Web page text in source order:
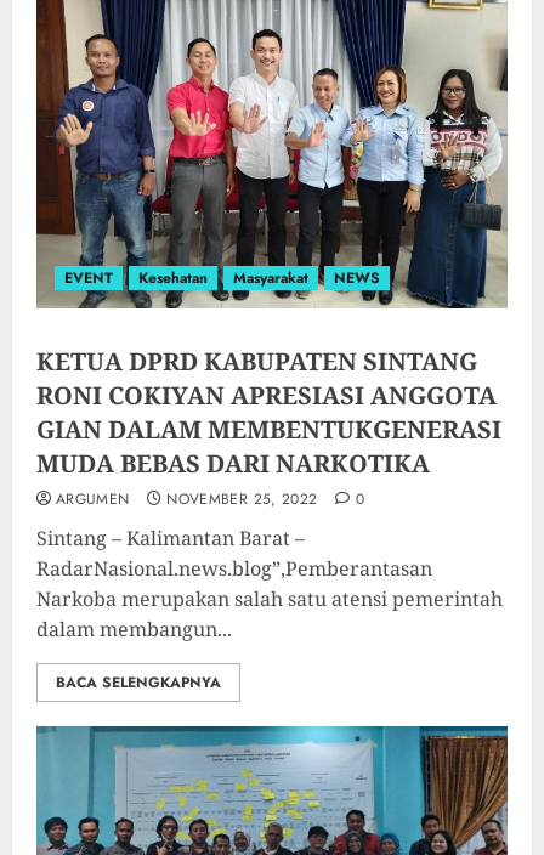
EVENT Kesehatan Masyarakat NEWS
KETUA DPRD KABUPATEN SINTANG
RONI COKIYAN APRESIASI ANGGOTA
GIAN DALAM MEMBENTUKGENERASI
MUDA BEBAS DARI NARKOTIKA
ARGUMEN NOVEMBER 25, 2022 0
Sintang – Kalimantan Barat –
RadarNasional.news.blog”,Pemberantasan
Narkoba merupakan salah satu atensi pemerintah
dalam membangun...
BACA SELENGKAPNYA